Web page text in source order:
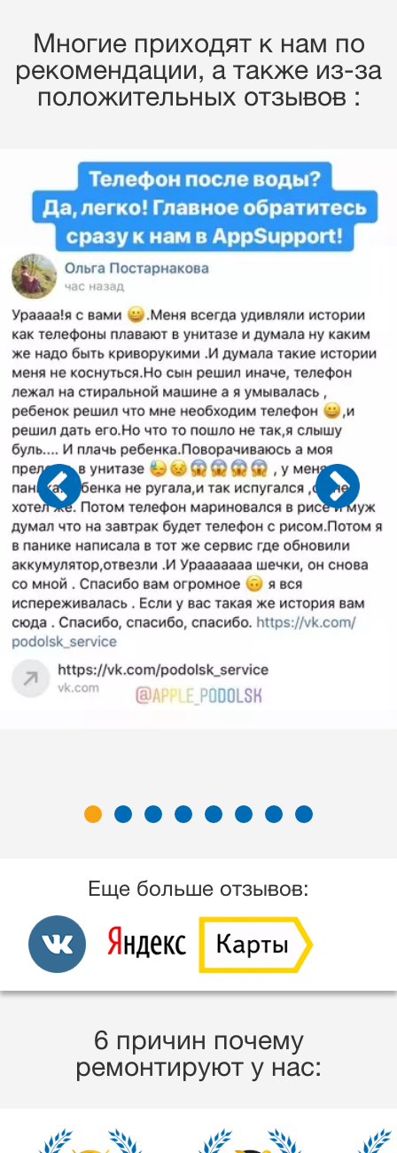
Многие приходят к нам по
рекомендации, a также из-за
положительных отзывов :
Еще больше отзывов:
6 причин почему
ремонтируют у нас: